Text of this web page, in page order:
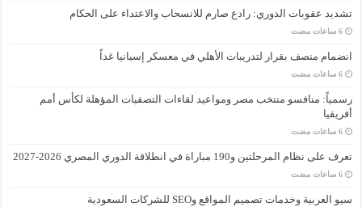
تشديد عقوبات الدوري: رادع صارم للانسحاب والاعتداء على الحكام
‏6 ساعات مضت
انضمام منصف بقرار لتدريبات الأهلي في معسكر إسبانيا غداً
‏6 ساعات مضت
رسمياً: منافسو منتخب مصر ومواعيد لقاءات التصفيات المؤهلة لكأس أمم
أفريقيا
‏6 ساعات مضت
تعرف على نظام المرحلتين و190 مباراة في انطلاقة الدوري المصري 2026-2027
‏6 ساعات مضت
سيو العربية وخدمات تصميم المواقع وSEO للشركات السعودية